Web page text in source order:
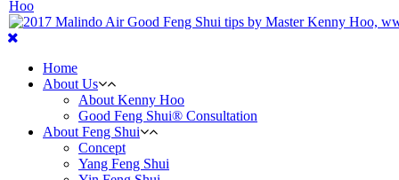
Home
About Us
About Kenny Hoo
Good Feng Shui® Consultation
About Feng Shui
Concept
Yang Feng Shui